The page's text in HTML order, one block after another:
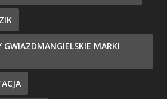
GWIAZDMANGIELSKIE MARKI